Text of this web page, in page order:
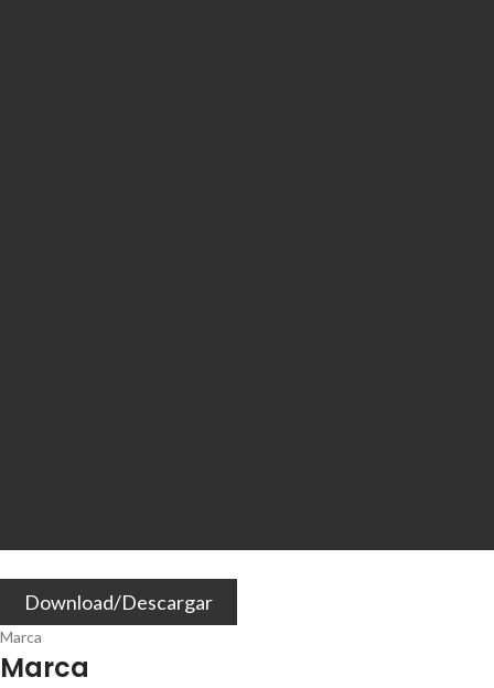
Download/Descargar
Marca
Marca